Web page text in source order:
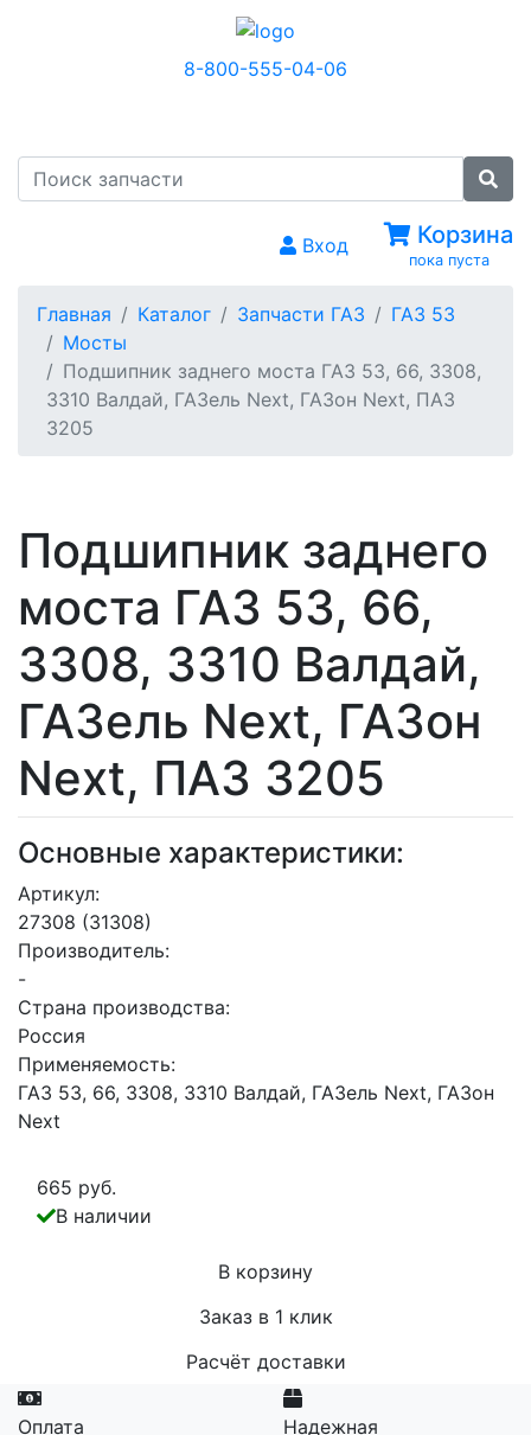
8-800-555-04-06
Вход Корзина
пока пуста
Главная Каталог Запчасти ГАЗ
ГАЗ 53
Мосты
Подшипник заднего моста ГАЗ 53, 66, 3308,
3310 Валдай, ГАЗель Next, ГАЗон Next, ПАЗ
3205
Подшипник заднего
моста ГАЗ 53, 66,
3308, 3310 Валдай,
ГАЗель Next, ГАЗон
Next, ПАЗ 3205
Основные характеристики:
Артикул:
27308 (31308)
Производитель:
-
Страна производства:
Россия
Применяемость:
ГАЗ 53, 66, 3308, 3310 Валдай, ГАЗель Next, ГАЗон
Next
665 руб.
В наличии
В корзину
Заказ в 1 клик
Расчёт доставки
Оплата
Надежная